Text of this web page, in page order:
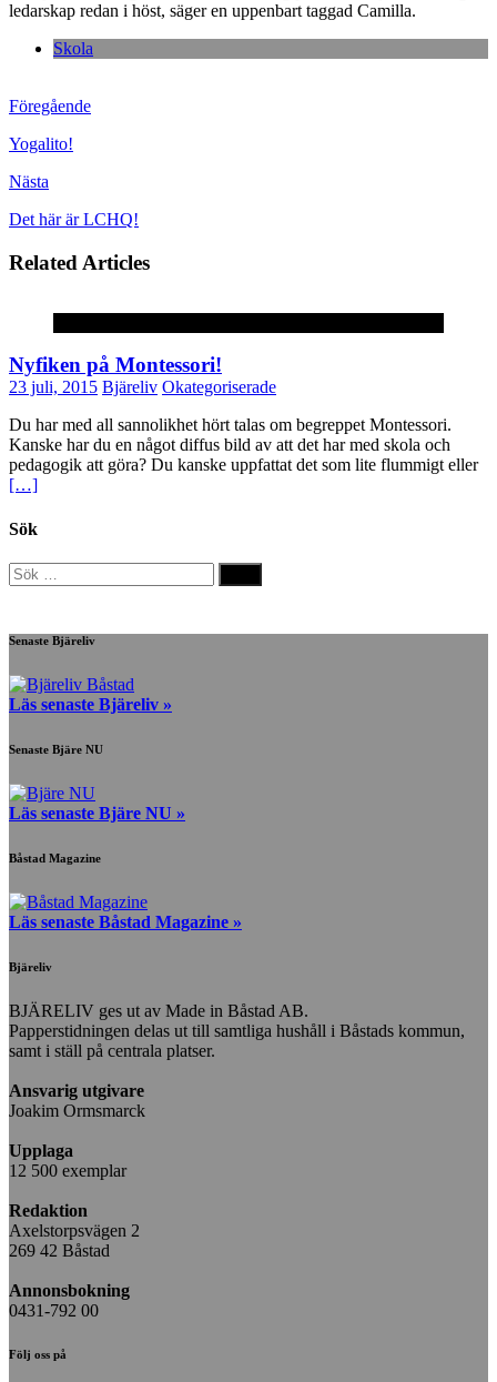
ledarskap redan i höst, säger en uppenbart taggad Camilla.
Skola
Föregående
Yogalito!
Nästa
Det här är LCHQ!
Related Articles
Nyfiken på Montessori!
23 juli, 2015 Bjäreliv Okategoriserade
Du har med all sannolikhet hört talas om begreppet Montessori.
Kanske har du en något diffus bild av att det har med skola och
pedagogik att göra? Du kanske uppfattat det som lite flummigt eller
[…]
Sök
Sök
efter:
Senaste Bjäreliv
Läs senaste Bjäreliv »
Senaste Bjäre NU
Läs senaste Bjäre NU »
Båstad Magazine
Läs senaste Båstad Magazine »
Bjäreliv
BJÄRELIV ges ut av Made in Båstad AB.
Papperstidningen delas ut till samtliga hushåll i Båstads kommun,
samt i ställ på centrala platser.
Ansvarig utgivare
Joakim Ormsmarck
Upplaga
12 500 exemplar
Redaktion
Axelstorpsvägen 2
269 42 Båstad
Annonsbokning
0431-792 00
Följ oss på